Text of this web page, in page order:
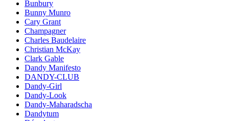
Bunbury
Bunny Munro
Cary Grant
Champagner
Charles Baudelaire
Christian McKay
Clark Gable
Dandy Manifesto
DANDY-CLUB
Dandy-Girl
Dandy-Look
Dandy-Maharadscha
Dandytum